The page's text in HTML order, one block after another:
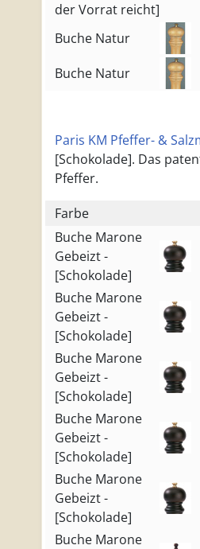
der Vorrat reicht]
Buche Natur
Buche Natur
Paris KM Pfeffer- &
[Schokolade]. Das
Pfeffer.
Farbe
Buche Marone
Gebeizt -
[Schokolade]
Buche Marone
Gebeizt -
[Schokolade]
Buche Marone
Gebeizt -
[Schokolade]
Buche Marone
Gebeizt -
[Schokolade]
Buche Marone
Gebeizt -
[Schokolade]
Buche Marone